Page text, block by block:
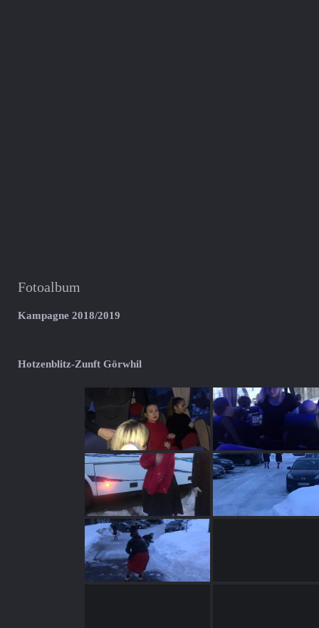
Fotoalbum
Kampagne 2018/2019
Hotzenblitz-Zunft Görwhil